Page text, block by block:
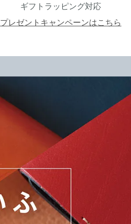
ギフトラッピング対応
プレゼントキャンペーンはこちら